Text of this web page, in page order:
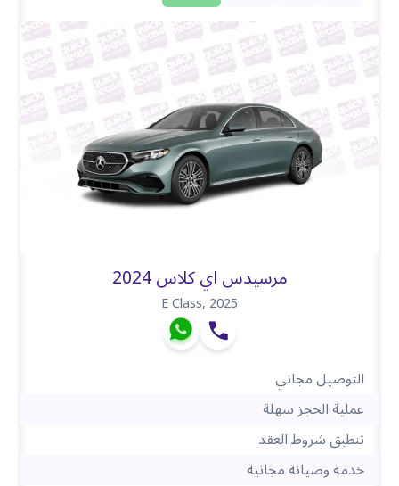
مرسيدس اي كلاس 2024
E Class,2025
التوصيل مجاني
عملية الحجز سهلة
تنطبق شروط العقد
خدمة وصيانة مجانية